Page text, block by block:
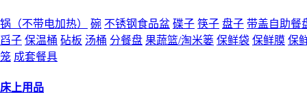
锅（不带电加热） 碗 不锈钢食品盆 碟子 筷子 盘子 带盖自助餐
舀子 保温桶 砧板 汤桶 分餐盘 果蔬篮/淘米篓 保鲜袋 保鲜膜 保
笼 成套餐具
床上用品